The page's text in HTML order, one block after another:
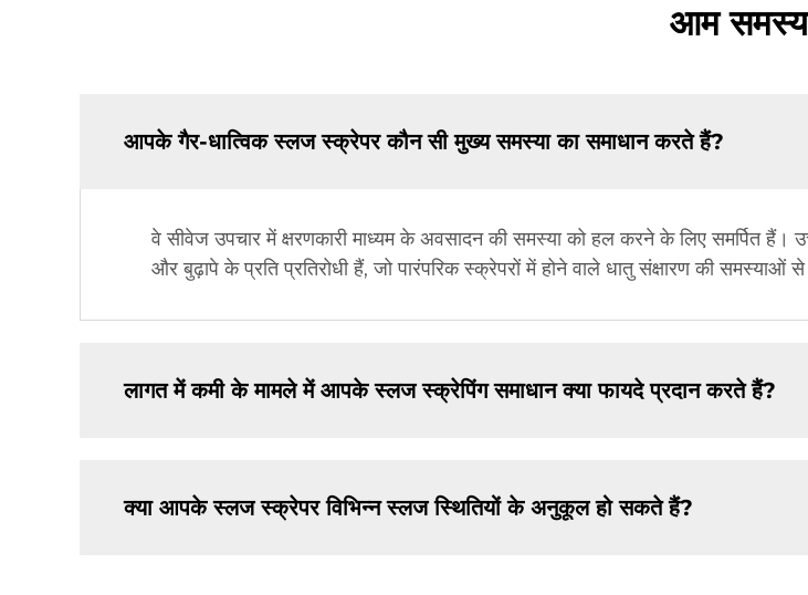
आम
आपके गैर-धात्विक स्लज स्क्रेपर कौन सी मुख्य समस्या का समाधान करते हैं?
वे सीवेज उपचार में क्षरणकारी माध्यम के अवसादन की समस्या को हल करने के लिए समर्पित हैं।
और बुढ़ापे के प्रति प्रतिरोधी हैं, जो पारंपरिक स्क्रेपरों में होने वाले धातु संक्षारण की समस्याओं
लागत में कमी के मामले में आपके स्लज स्क्रेपिंग समाधान क्या फायदे प्रदान करते हैं?
क्या आपके स्लज स्क्रेपर विभिन्न स्लज स्थितियों के अनुकूल हो सकते हैं?